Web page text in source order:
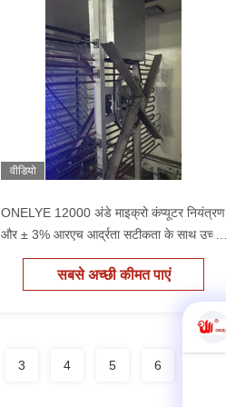
वीडियो
ONELYE 12000 अंडे माइक्रो कंप्यूटर नियंत्रण
और ± 3% आरएच आर्द्रता सटीकता के साथ उच्च
क्षमता एकल चरण इनक्यूबेटर
सबसे अच्छी कीमत पाएं
3 4 5 6